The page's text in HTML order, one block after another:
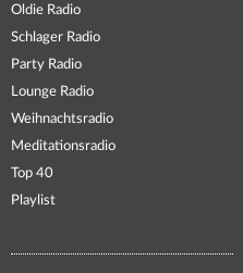
Oldie Radio
Schlager Radio
Party Radio
Lounge Radio
Weihnachtsradio
Meditationsradio
Top 40
Playlist